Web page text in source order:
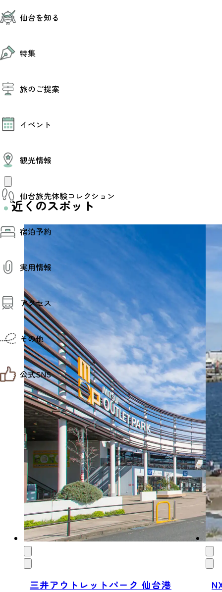
モデルコース
お得なチケット
仙台を知る
エリアガイド
仙台から行く東北周遊旅
伝統的工芸品
特集
夜時間トピックス
旅のご提案
AIおまかせコース
イベント
その他イベント情報（音楽・展示会）
観光情報
温泉
美味いもの
プロスポーツチーム・プロオーケストラ
仙台の銘品
仙台観光マップ
仙台旅先体験コレクション
体験プログラム検索（予約）
体験事業者
宿泊予約
実用情報
観光案内
お役立ち情報
観光アプリ
仙台観光マップ
アクセス
仙台までの経路検索
市内の交通情報
お得なチケット
その他
お知らせ
お問い合わせ
教育旅行
観光マップ
せんだい旅日和とは
サイト利用規約
プライバシーポリシー
サイトマップ
仙臺写真館フォトギャラリー
公式SNS
せんだい旅日和 X
せんだい旅日和 Instagram
せんだい旅日和 Facebook
仙台旅先体験コレクション Facebook
仙台旅先体験コレクション Instagaram
近くのスポット
三井アウトレットパーク 仙台港